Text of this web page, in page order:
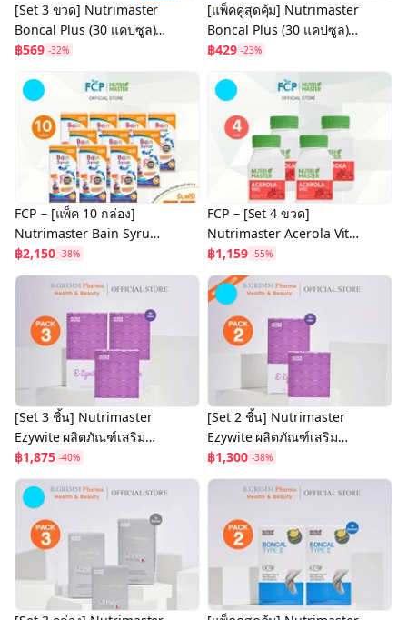
[Set 3 ขวด] Nutrimaster
Boncal Plus (30 แคปซูล)
บอนแคล พลัส บำรุงกระดูก
และข้อให้แข็งแรง
฿569 -32%
[แพ็คคู่สุดคุ้ม] Nutrimaster
Boncal Plus (30 แคปซูล)
บอนแคล พลัส บำรุงกระดูก
และข้อให้แข็งแรง
฿429 -23%
FCP – [แพ็ค 10 กล่อง]
Nutrimaster Bain Syrup
Omega-3 DHA+EPA เบน
ไซรัป น้ำมันปลาสำหรับเด็ก
โอเมก้า-3
฿2,150 -38%
FCP – [Set 4 ขวด]
Nutrimaster Acerola Vit
C - วิตามินซีจากธรรมชาติ
สกัดจากอะเซโรล่า เชอร์รี่
500 มก.
฿1,159 -55%
[Set 3 ชิ้น] Nutrimaster
Ezywite ผลิตภัณฑ์เสริม
อาหาร กลูต้าไธโอน สกัด
จากธรรมชาติ อี-ซี่ไวท์
฿1,875 -40%
[Set 2 ชิ้น] Nutrimaster
Ezywite ผลิตภัณฑ์เสริม
อาหาร กลูต้าไธโอน สกัด
จากธรรมชาติ อี-ซี่ไวท์
฿1,300 -38%